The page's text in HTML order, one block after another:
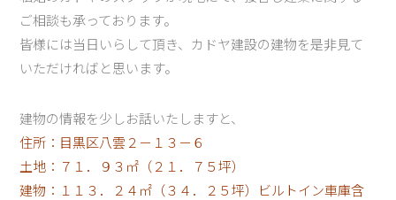
ご相談も承っております。
皆様には当日いらして頂き、カドヤ建設の建物を是非見て
いただければと思います。
建物の情報を少しお話いたしますと、
住所：目黒区八雲２－１３－６
土地：７１．９３㎡（２１．７５坪）
建物：１１３．２４㎡（３４．２５坪）ビルトイン車庫含